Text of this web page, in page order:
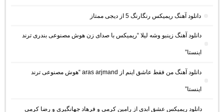
دانلود آهنگ ریمیکس رنگارنگ 5 از دیجی ممتاز
دانلود آهنگ زینبو وشه لیلا “ریمیکس با صدای زن هوش مصنوعی بندری ترند
اینستا”
دانلود آهنگ من فقط عاشق اینم از aras arjmand “هوش مصنوعی ترند
اینستا”
دانلود ریمیکس عشق ابدی از رامین کرمی و فرهاد جهانگیری و رضا کرمی